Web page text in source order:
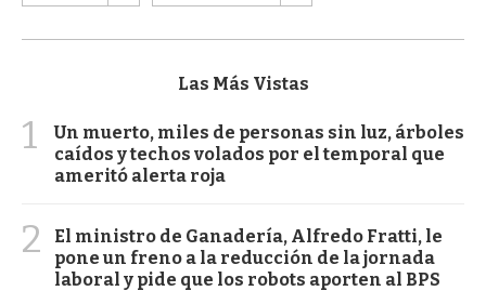
Las Más Vistas
1
Un muerto, miles de personas sin luz, árboles
caídos y techos volados por el temporal que
ameritó alerta roja
2
El ministro de Ganadería, Alfredo Fratti, le
pone un freno a la reducción de la jornada
laboral y pide que los robots aporten al BPS